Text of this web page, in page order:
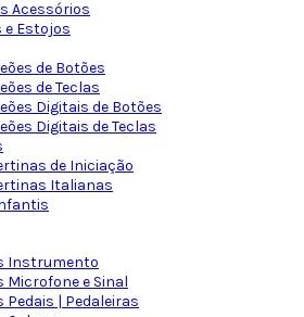
Acessórios
e Estojos
de Botões
de Teclas
Digitais de Botões
Digitais de Teclas
de Iniciação
Italianas
Instrumento
Microfone e Sinal
Pedais | Pedaleiras